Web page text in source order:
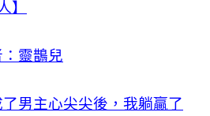
】
：靈鵲兒
男主心尖尖後，我躺贏了